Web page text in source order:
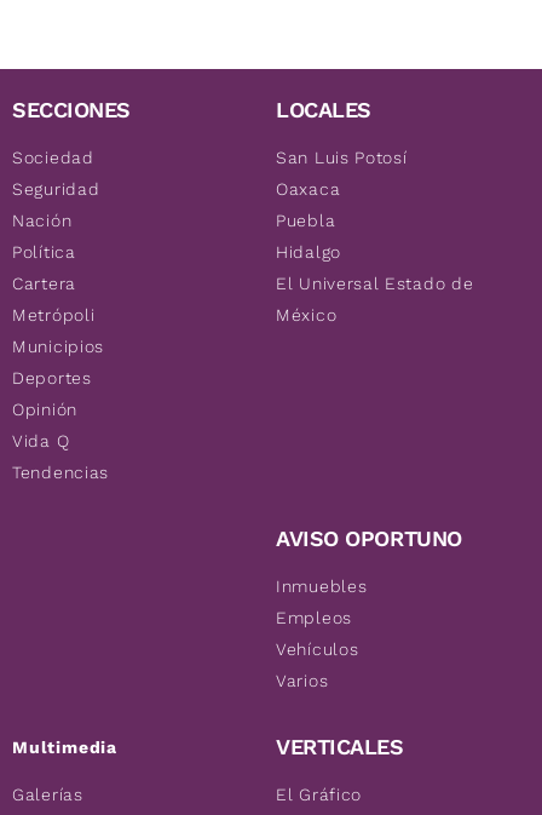
SECCIONES
Sociedad
Seguridad
Nación
Política
Cartera
Metrópoli
Municipios
Deportes
Opinión
Vida Q
Tendencias
Multimedia
Galerías
LOCALES
San Luis Potosí
Oaxaca
Puebla
Hidalgo
El Universal Estado de
México
AVISO OPORTUNO
Inmuebles
Empleos
Vehículos
Varios
VERTICALES
El Gráfico